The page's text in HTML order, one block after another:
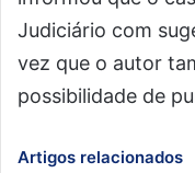
Judiciário com
vez que o autor
possibilidade de
Artigos relacionados